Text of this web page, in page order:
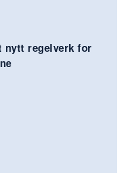
nytt regelverk for